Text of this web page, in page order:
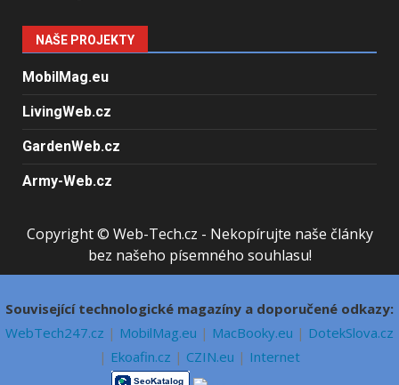
NAŠE PROJEKTY
MobilMag.eu
LivingWeb.cz
GardenWeb.cz
Army-Web.cz
Copyright © Web-Tech.cz - Nekopírujte naše články
bez našeho písemného souhlasu!
Související technologické magazíny a doporučené odkazy:
WebTech247.cz | MobilMag.eu | MacBooky.eu | DotekSlova.cz
| Ekoafin.cz | CZIN.eu | Internet